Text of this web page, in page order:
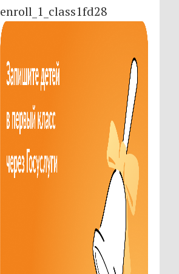
enroll_1_class1fd28